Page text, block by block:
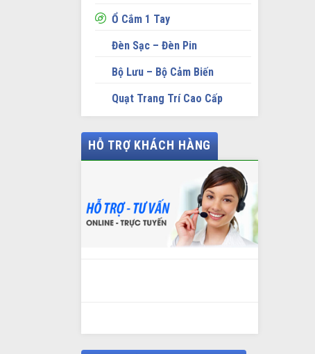
Ổ Cắm 1 Tay
Đèn Sạc – Đèn Pin
Bộ Lưu – Bộ Cảm Biến
Quạt Trang Trí Cao Cấp
HỖ TRỢ KHÁCH HÀNG